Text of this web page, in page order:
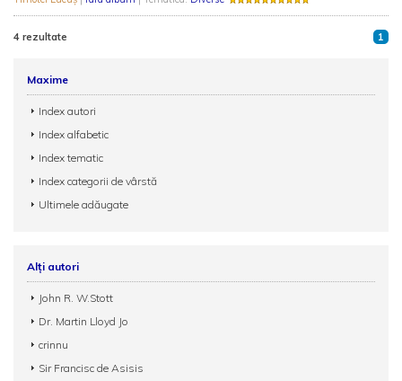
4 rezultate 1
Maxime
Index autori
Index alfabetic
Index tematic
Index categorii de vârstă
Ultimele adăugate
Alți autori
John R. W.Stott
Dr. Martin Lloyd Jo
crinnu
Sir Francisc de Asisis